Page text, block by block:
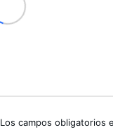
Los campos obligatorios